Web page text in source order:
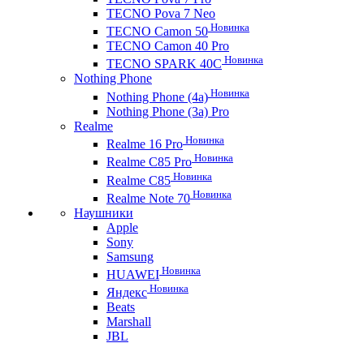
TECNO Pova 7 Neo
TECNO Camon 50 Новинка
TECNO Camon 40 Pro
TECNO SPARK 40C Новинка
Nothing Phone
Nothing Phone (4a) Новинка
Nothing Phone (3a) Pro
Realme
Realme 16 Pro Новинка
Realme C85 Pro Новинка
Realme C85 Новинка
Realme Note 70 Новинка
Наушники
Apple
Sony
Samsung
HUAWEI Новинка
Яндекс Новинка
Beats
Marshall
JBL